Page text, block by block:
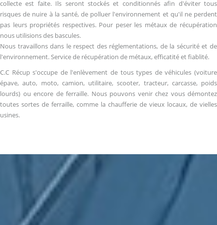
collecte est faite. Ils seront stockés et conditionnés afin d'éviter tous
risques de nuire à la santé, de polluer l'environnement et qu'il ne perdent
pas leurs propriétés respectives. Pour peser les métaux de récupération
nous utilisions des bascules.
Nous travaillons dans le respect des réglementations, de la sécurité et de
l'environnement. Service de récupération de métaux, efficatité et fiablité.
C.C Récup s'occupe de l'enlèvement de tous types de véhicules (voiture
épave, auto, moto, camion, utilitaire, scooter, tracteur, carcasse, poids
lourds) ou encore de ferraille. Nous pouvons venir chez vous démontez
toutes sortes de ferraille, comme la chaufferie de vieux locaux, de vielles
usines.